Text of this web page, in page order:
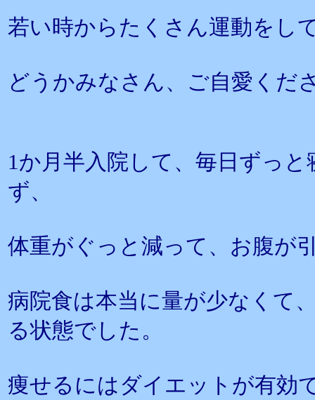
若い時からたくさん運動をし
どうかみなさん、ご自愛くだ
1か月半入院して、毎日ずっ
ず、
体重がぐっと減って、お腹が
病院食は本当に量が少なくて
る状態でした。
痩せるにはダイエットが有効